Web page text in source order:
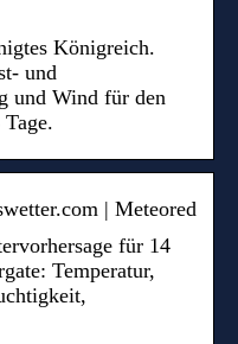
Königreich.
und
und Wind für den
| Meteored
für 14
Temperatur,